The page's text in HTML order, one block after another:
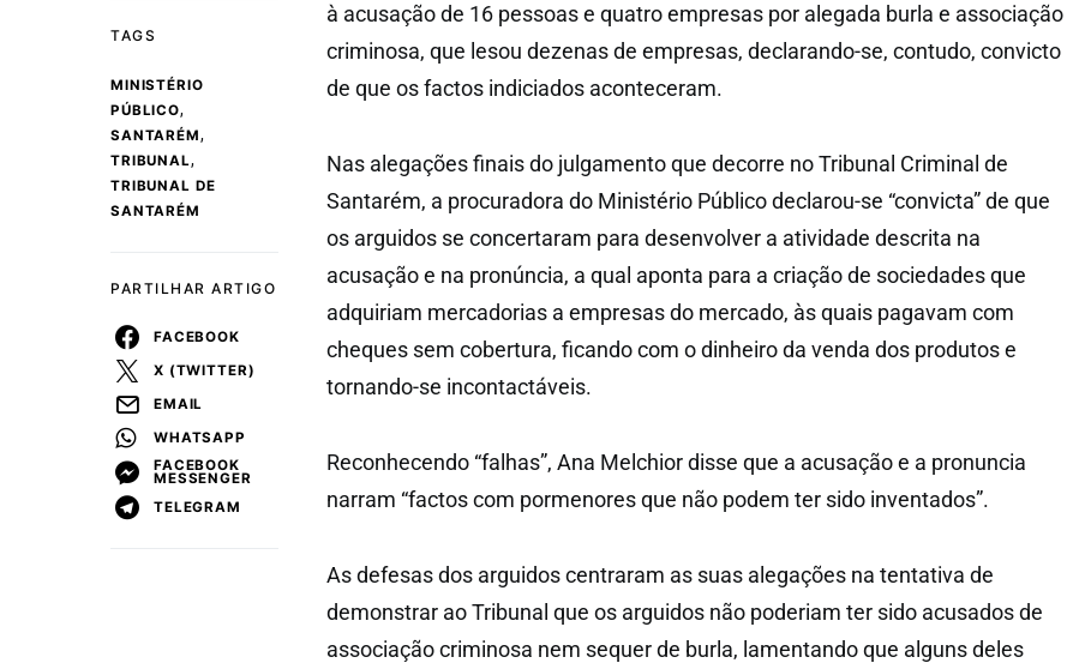
TAGS
MINISTÉRIO
PÚBLICO,
SANTARÉM,
TRIBUNAL,
TRIBUNAL DE
SANTARÉM
PARTILHAR ARTIGO
FACEBOOK
X (TWITTER)
EMAIL
WHATSAPP
FACEBOOK
MESSENGER
TELEGRAM
à acusação de 16 pessoas e quatro empresas por alegada burla e associação
criminosa, que lesou dezenas de empresas, declarando-se, contudo, convicto
de que os factos indiciados aconteceram.
Nas alegações finais do julgamento que decorre no Tribunal Criminal de
Santarém, a procuradora do Ministério Público declarou-se “convicta” de que
os arguidos se concertaram para desenvolver a atividade descrita na
acusação e na pronúncia, a qual aponta para a criação de sociedades que
adquiriam mercadorias a empresas do mercado, às quais pagavam com
cheques sem cobertura, ficando com o dinheiro da venda dos produtos e
tornando-se incontactáveis.
Reconhecendo “falhas”, Ana Melchior disse que a acusação e a pronuncia
narram “factos com pormenores que não podem ter sido inventados”.
As defesas dos arguidos centraram as suas alegações na tentativa de
demonstrar ao Tribunal que os arguidos não poderiam ter sido acusados de
associação criminosa nem sequer de burla, lamentando que alguns deles